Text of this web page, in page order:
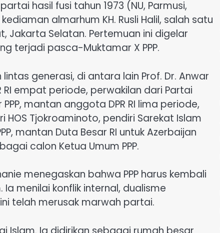
hasil fusi tahun 1973 (NU, Parmusi,
almarhum KH. Rusli Halil, salah satu
Jakarta Selatan. Pertemuan ini digelar
terjadi pasca-Muktamar X PPP.
generasi, di antara lain Prof. Dr. Anwar
RI empat periode, perwakilan dari Partai
mantan anggota DPR RI lima periode,
Tjokroaminoto, pendiri Sarekat Islam
mantan Duta Besar RI untuk Azerbaijan
calon Ketua Umum PPP.
menegaskan bahwa PPP harus kembali
menilai konflik internal, dualisme
telah merusak marwah partai.